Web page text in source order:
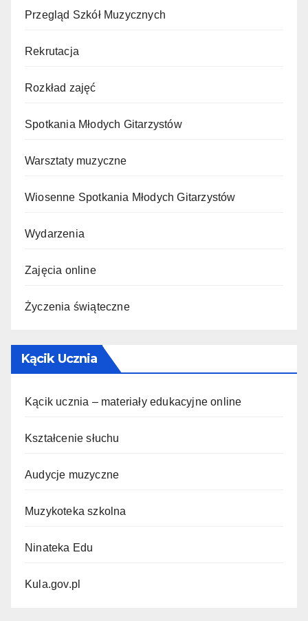
Przegląd Szkół Muzycznych
Rekrutacja
Rozkład zajęć
Spotkania Młodych Gitarzystów
Warsztaty muzyczne
Wiosenne Spotkania Młodych Gitarzystów
Wydarzenia
Zajęcia online
Życzenia świąteczne
Kącik Ucznia
Kącik ucznia – materiały edukacyjne online
Kształcenie słuchu
Audycje muzyczne
Muzykoteka szkolna
Ninateka Edu
Kula.gov.pl